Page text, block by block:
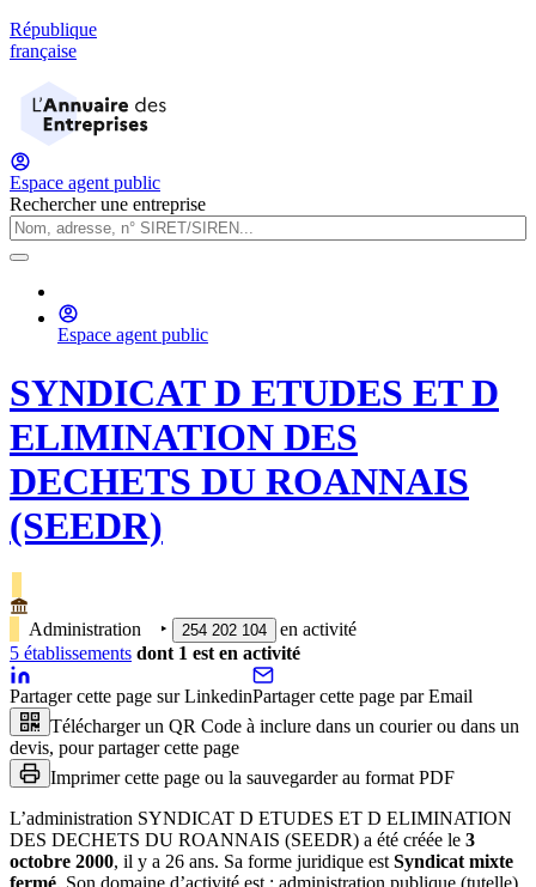
République
française
Espace agent public
Rechercher une entreprise
Espace agent public
SYNDICAT D ETUDES ET D
ELIMINATION DES
DECHETS DU ROANNAIS
(SEEDR)
Administration ‣ 254 202 104
en activité
5 établissements dont 1 est en activité
Partager cette page sur LinkedinPartager cette page par Email
Télécharger un QR Code à inclure dans un courier ou dans un
devis, pour partager cette page
Imprimer cette page ou la sauvegarder au format PDF
L’administration SYNDICAT D ETUDES ET D ELIMINATION
DES DECHETS DU ROANNAIS (SEEDR) a été créée le 3
octobre 2000, il y a 26 ans. Sa forme juridique est Syndicat mixte
fermé. Son domaine d’activité est : administration publique (tutelle)